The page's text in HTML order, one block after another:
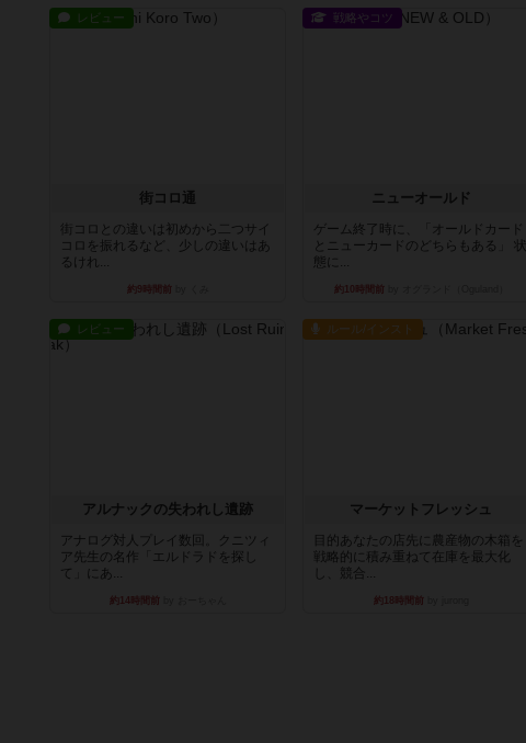
レビュー
街コロ通
街コロとの違いは初めから二つサイ
コロを振れるなど、少しの違いはあ
るけれ...
約9時間前
戦略やコツ
ニューオールド
ゲーム終了時に、「オールドカード
とニューカードのどちらもある」 状
態に...
約10時間前
レビュー
アルナックの失われし遺跡
アナログ対人プレイ数回。クニツィ
ア先生の名作「エルドラドを探し
て」にあ...
約14時間前
ルール/インスト
マーケットフレッシュ
目的あなたの店先に農産物の木箱を
戦略的に積み重ねて在庫を最大化
し、競合...
約18時間前